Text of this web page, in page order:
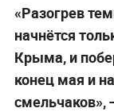
«Разогрев
начнётся
Крыма, и
конец мая и
смельчаков»,